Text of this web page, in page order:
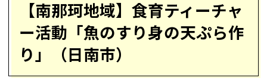
【南那珂地域】食育ティーチャ
ー活動「魚のすり身の天ぷら作
り」（日南市）